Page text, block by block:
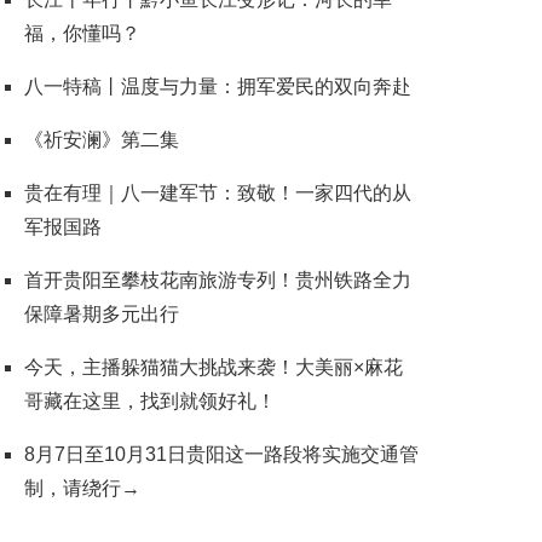
福，你懂吗？
八一特稿丨温度与力量：拥军爱民的双向奔赴
《祈安澜》第二集
贵在有理｜八一建军节：致敬！一家四代的从
军报国路
首开贵阳至攀枝花南旅游专列！贵州铁路全力
保障暑期多元出行
今天，主播躲猫猫大挑战来袭！大美丽×麻花
哥藏在这里，找到就领好礼！
8月7日至10月31日贵阳这一路段将实施交通管
制，请绕行→